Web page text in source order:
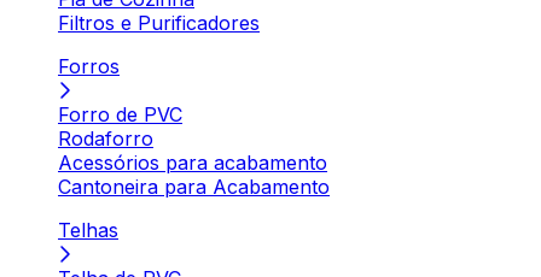
Filtros e Purificadores
Forros
Forro de PVC
Rodaforro
Acessórios para acabamento
Cantoneira para Acabamento
Telhas